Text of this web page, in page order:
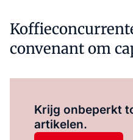
convenant om
Krijg onbeperkt
artikelen.